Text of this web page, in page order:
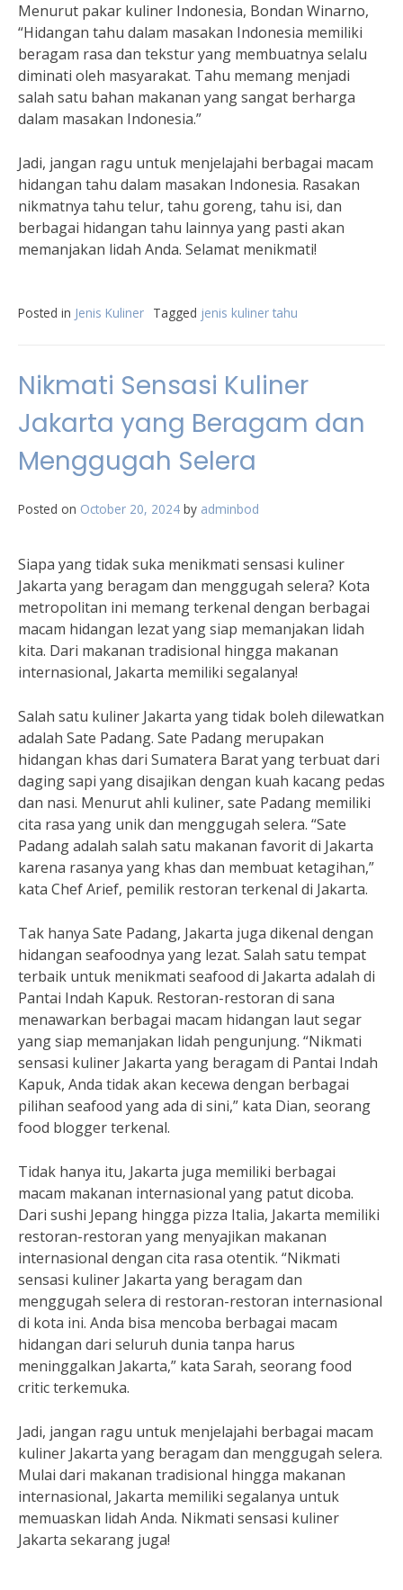
Menurut pakar kuliner Indonesia, Bondan Winarno,
“Hidangan tahu dalam masakan Indonesia memiliki
beragam rasa dan tekstur yang membuatnya selalu
diminati oleh masyarakat. Tahu memang menjadi
salah satu bahan makanan yang sangat berharga
dalam masakan Indonesia.”
Jadi, jangan ragu untuk menjelajahi berbagai macam
hidangan tahu dalam masakan Indonesia. Rasakan
nikmatnya tahu telur, tahu goreng, tahu isi, dan
berbagai hidangan tahu lainnya yang pasti akan
memanjakan lidah Anda. Selamat menikmati!
Posted in Jenis Kuliner Tagged jenis kuliner tahu
Nikmati Sensasi Kuliner
Jakarta yang Beragam dan
Menggugah Selera
Posted on October 20, 2024 by adminbod
Siapa yang tidak suka menikmati sensasi kuliner
Jakarta yang beragam dan menggugah selera? Kota
metropolitan ini memang terkenal dengan berbagai
macam hidangan lezat yang siap memanjakan lidah
kita. Dari makanan tradisional hingga makanan
internasional, Jakarta memiliki segalanya!
Salah satu kuliner Jakarta yang tidak boleh dilewatkan
adalah Sate Padang. Sate Padang merupakan
hidangan khas dari Sumatera Barat yang terbuat dari
daging sapi yang disajikan dengan kuah kacang pedas
dan nasi. Menurut ahli kuliner, sate Padang memiliki
cita rasa yang unik dan menggugah selera. “Sate
Padang adalah salah satu makanan favorit di Jakarta
karena rasanya yang khas dan membuat ketagihan,”
kata Chef Arief, pemilik restoran terkenal di Jakarta.
Tak hanya Sate Padang, Jakarta juga dikenal dengan
hidangan seafoodnya yang lezat. Salah satu tempat
terbaik untuk menikmati seafood di Jakarta adalah di
Pantai Indah Kapuk. Restoran-restoran di sana
menawarkan berbagai macam hidangan laut segar
yang siap memanjakan lidah pengunjung. “Nikmati
sensasi kuliner Jakarta yang beragam di Pantai Indah
Kapuk, Anda tidak akan kecewa dengan berbagai
pilihan seafood yang ada di sini,” kata Dian, seorang
food blogger terkenal.
Tidak hanya itu, Jakarta juga memiliki berbagai
macam makanan internasional yang patut dicoba.
Dari sushi Jepang hingga pizza Italia, Jakarta memiliki
restoran-restoran yang menyajikan makanan
internasional dengan cita rasa otentik. “Nikmati
sensasi kuliner Jakarta yang beragam dan
menggugah selera di restoran-restoran internasional
di kota ini. Anda bisa mencoba berbagai macam
hidangan dari seluruh dunia tanpa harus
meninggalkan Jakarta,” kata Sarah, seorang food
critic terkemuka.
Jadi, jangan ragu untuk menjelajahi berbagai macam
kuliner Jakarta yang beragam dan menggugah selera.
Mulai dari makanan tradisional hingga makanan
internasional, Jakarta memiliki segalanya untuk
memuaskan lidah Anda. Nikmati sensasi kuliner
Jakarta sekarang juga!